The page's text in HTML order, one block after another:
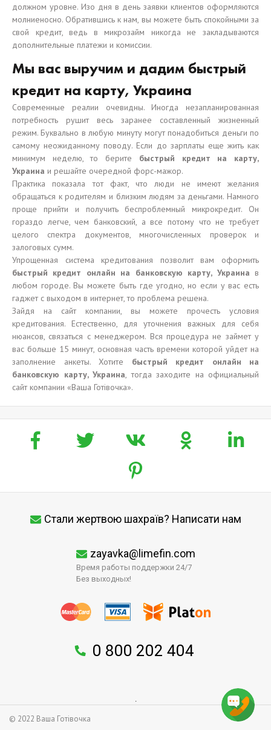
должном уровне. Изо дня в день заявки клиентов оформляются
молниеносно. Обратившись к нам, вы можете быть спокойными за
свой кредит, ведь в микрозайм никогда не закладываются
дополнительные платежи и комиссии.
Мы вас выручим и дадим быстрый
кредит на карту, Украина
Современные реалии очевидны. Иногда незапланированная
потребность рушит весь заранее составленный жизненный
режим. Буквально в любую минуту могут понадобиться деньги по
самому неожиданному поводу. Если до зарплаты еще жить как
минимум неделю, то берите быстрый кредит на карту,
Украина и решайте очередной форс-мажор.
Практика показала тот факт, что люди не имеют желания
обращаться к родителям и близким людям за деньгами. Намного
проще прийти и получить беспроблемный микрокредит. Он
гораздо легче, чем банковский, а все потому что не требует
целого спектра документов, многочисленных проверок и
залоговых сумм.
Упрощенная система кредитования позволит вам оформить
быстрый кредит онлайн на банковскую карту, Украина в
любом городе. Вы можете быть где угодно, но если у вас есть
гаджет с выходом в интернет, то проблема решена.
Зайдя на сайт компании, вы можете прочесть условия
кредитования. Естественно, для уточнения важных для себя
нюансов, связаться с менеджером. Вся процедура не займет у
вас больше 15 минут, основная часть времени которой уйдет на
заполнение анкеты. Хотите быстрый кредит онлайн на
банковскую карту, Украина, тогда заходите на официальный
сайт компании «Ваша Готівочка».
Стали жертвою шахраїв? Написати нам
zayavka@limefin.com
Время работы поддержки 24/7
Без выходных!
0 800 202 404
.
© 2022 Ваша Готівочка
↑